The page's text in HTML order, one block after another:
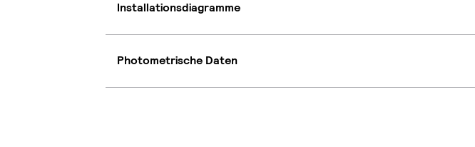
Installationsdiagramme
Photometrische Daten